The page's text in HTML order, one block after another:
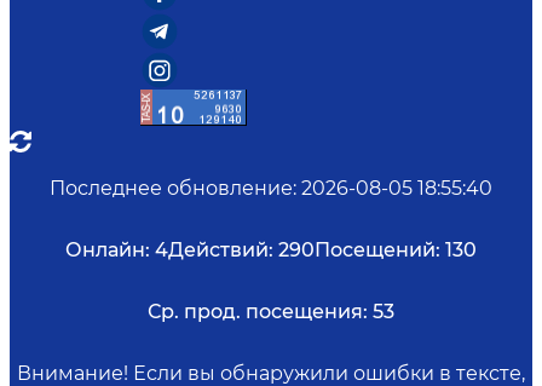
Последнее обновление: 2026-08-05 18:55:40
Онлайн: 4Действий: 290Посещений: 130
Ср. прод. посещения: 53
Внимание! Если вы обнаружили ошибки в тексте,